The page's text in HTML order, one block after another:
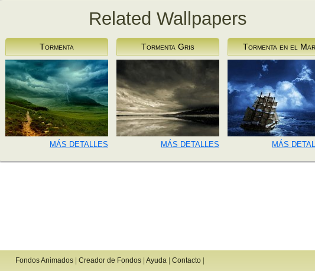
Related Wallpapers
Tormenta
MÁS DETALLES
Tormenta Gris
MÁS DETALLES
Tormenta en el Mar
MÁS
Fondos Animados | Creador de Fondos | Ayuda | Contacto |